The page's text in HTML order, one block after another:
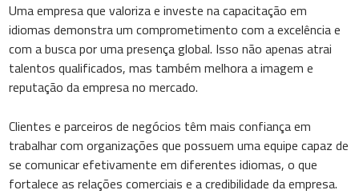
Uma empresa que valoriza e investe na capacitação em
idiomas demonstra um comprometimento com a excelência e
com a busca por uma presença global. Isso não apenas atrai
talentos qualificados, mas também melhora a imagem e
reputação da empresa no mercado.
Clientes e parceiros de negócios têm mais confiança em
trabalhar com organizações que possuem uma equipe capaz de
se comunicar efetivamente em diferentes idiomas, o que
fortalece as relações comerciais e a credibilidade da empresa.